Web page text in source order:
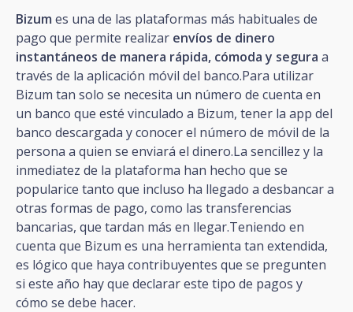
Bizum es una de las plataformas más habituales de
pago que permite realizar envíos de dinero
instantáneos de manera rápida, cómoda y segura a
través de la aplicación móvil del banco.Para utilizar
Bizum tan solo se necesita un número de cuenta en
un banco que esté vinculado a Bizum, tener la app del
banco descargada y conocer el número de móvil de la
persona a quien se enviará el dinero.La sencillez y la
inmediatez de la plataforma han hecho que se
popularice tanto que incluso ha llegado a desbancar a
otras formas de pago, como las transferencias
bancarias, que tardan más en llegar.Teniendo en
cuenta que Bizum es una herramienta tan extendida,
es lógico que haya contribuyentes que se pregunten
si este año hay que declarar este tipo de pagos y
cómo se debe hacer.